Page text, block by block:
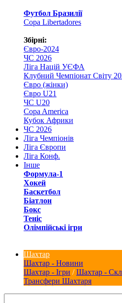
Футбол Бразилії
Copa Libertadores
Збірні:
Євро-2024
ЧС 2026
Ліга Націй УЄФА
Клубний Чемпіонат Світу
Євро (жінки)
Євро U21
ЧС U20
Copa America
Кубок Африки
ЧС 2026
Ліга Чемпіонів
Ліга Європи
Ліга Конф.
Інше
Формула-1
Хокей
Баскетбол
Біатлон
Бокс
Теніс
Олімпійські ігри
Шахтар
Шахтар - Новини
Шахтар - Ігри /Шахтар -
Трансфери Шахтаря